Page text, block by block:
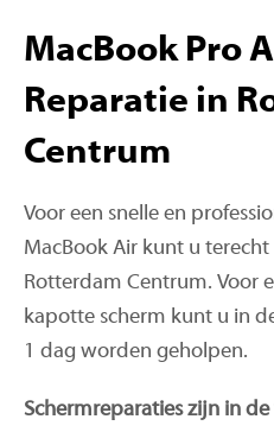
MacBook Pro
Reparatie in
Centrum
Voor een snelle en
MacBook Air kunt u
Rotterdam Centrum. Voor
kapotte scherm kunt u in
1 dag worden geholpen.
Schermreparaties zijn in